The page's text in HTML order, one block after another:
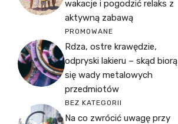
wakacje i pogodzić relaks z
aktywną zabawą
PROMOWANE
Rdza, ostre krawędzie,
odpryski lakieru – skąd biorą
się wady metalowych
przedmiotów
BEZ KATEGORII
Na co zwrócić uwagę przy